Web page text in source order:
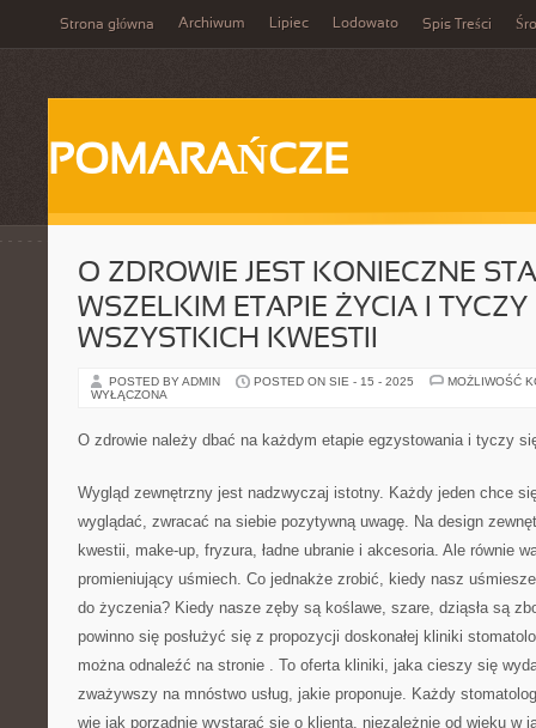
Strona główna Archiwum Lipiec Lodowato Spis Treści
POMARAŃCZE
O ZDROWIE JEST KONIECZNE
WSZELKIM ETAPIE ŻYCIA I TYCZY
WSZYSTKICH KWESTII
POSTED BY ADMIN POSTED ON SIE - 15 - 2025
MOŻLIWOŚĆ
WYŁĄCZONA
O zdrowie należy dbać na każdym etapie egzystowania i tyczy
Wygląd zewnętrzny jest nadzwyczaj istotny. Każdy jeden chce
wyglądać, zwracać na siebie pozytywną uwagę. Na design
kwestii, make-up, fryzura, ładne ubranie i akcesoria. Ale równie
promieniujący uśmiech. Co jednakże zrobić, kiedy nasz
do życzenia? Kiedy nasze zęby są koślawe, szare, dziąsła są
powinno się posłużyć się z propozycji doskonałej kliniki
można odnaleźć na stronie . To oferta kliniki, jaka cieszy się
zważywszy na mnóstwo usług, jakie proponuje. Każdy
wie jak porządnie wystarać się o klienta, niezależnie od wieku w